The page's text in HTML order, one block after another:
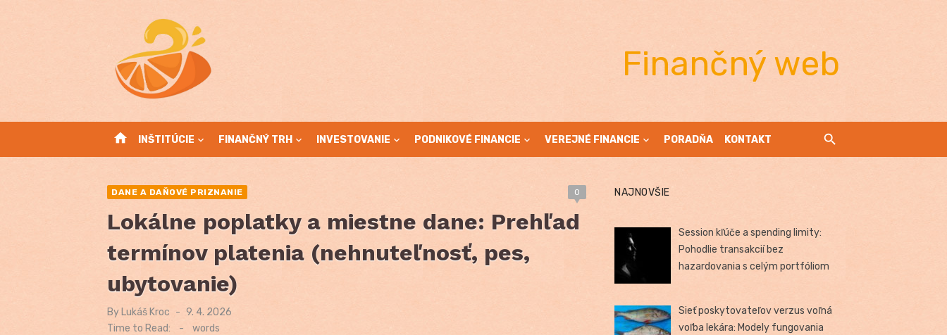
Finančný web
home INŠTITÚCIE FINANČNÝ TRH INVESTOVANIE PODNIKOVÉ FINANCIE VEREJNÉ FINANCIE PORADŇA KONTAKT
DANE A DAŇOVÉ PRIZNANIE 0
Lokálne poplatky a miestne dane: Prehľad
termínov platenia (nehnuteľnosť, pes,
ubytovanie)
By Lukáš Kroc
Posted
on
9. 4. 2026
Time to Read:
- words
NAJNOVŠIE
Session kľúče a spending limity:
Pohodlie transakcií bez
hazardovania s celým portfóliom
Sieť poskytovateľov verzus voľná
voľba lekára: Modely fungovania